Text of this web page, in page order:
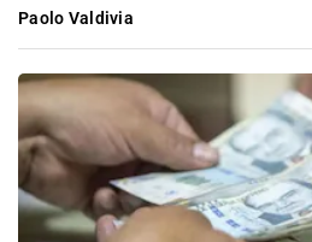
Paolo Valdivia